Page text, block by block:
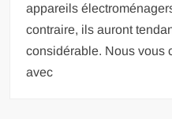
appareils
contraire, ils auront
considérable. Nous vous
avec